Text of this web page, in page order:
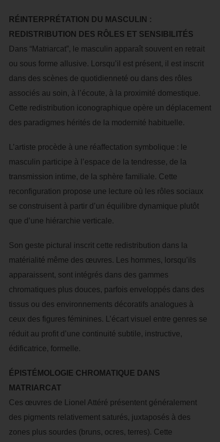
RÉINTERPRÉTATION DU MASCULIN :
REDISTRIBUTION DES RÔLES ET SENSIBILITÉS
Dans “Matriarcat”, le masculin apparaît souvent en retrait
ou sous forme allusive. Lorsqu’il est présent, il est inscrit
dans des scènes de quotidienneté ou dans des rôles
associés au soin, à l’écoute, à la proximité domestique.
Cette redistribution iconographique opère un déplacement
des paradigmes hérités de la modernité habituelle.
L’artiste procède à une réaffectation symbolique : le
masculin participe à l’espace de la tendresse, de la
transmission intime, de la sphère familiale. Cette
reconfiguration propose une lecture où les rôles sociaux
se construisent à partir d’un équilibre dynamique plutôt
que d’une hiérarchie verticale.
Son geste pictural inscrit cette redistribution dans la
matérialité même des œuvres. Les hommes, lorsqu’ils
apparaissent, sont intégrés dans des gammes
chromatiques plus douces, parfois enveloppés dans des
tissus ou des environnements décoratifs analogues à
ceux des figures féminines. L’écart visuel entre genres se
réduit au profit d’une continuité subtile, instructive,
édificatrice, formelle.
ÉPISTÉMOLOGIE CHROMATIQUE DANS
MATRIARCAT
Ces œuvres de Lionel Attéré présentent généralement
des pigments relativement saturés, juxtaposés à des
zones plus sourdes (bruns, ocres, terres). Cette